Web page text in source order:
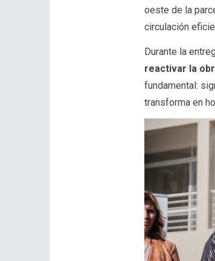
oeste de la
circulación
Durante la
reactivar la
fundamental:
transforma en